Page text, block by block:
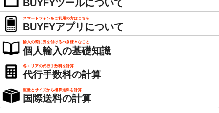
BUYFYツールについて
スマートフォンをご利用の方はこちら
BUYFYアプリについて
輸入の際に気を付けるべき様々なこと
個人輸入の基礎知識
各エリアの代行手数料を計算
代行手数料の計算
重量とサイズから概算送料を計算
国際送料の計算